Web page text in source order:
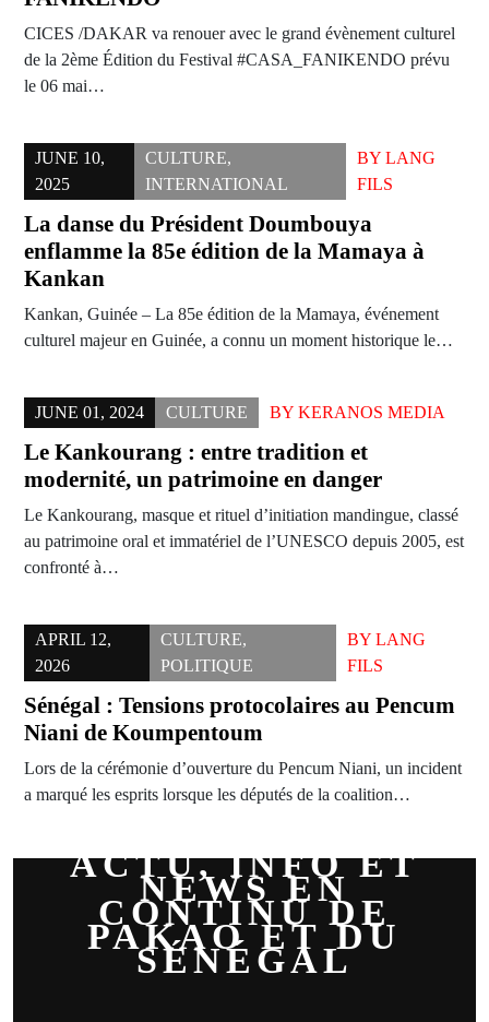
CICES /DAKAR va renouer avec le grand évènement culturel
de la 2ème Édition du Festival #CASA_FANIKENDO prévu
le 06 mai…
JUNE 10,
2025
CULTURE,
INTERNATIONAL
BYLANG
FILS
La danse du Président Doumbouya
enflamme la 85e édition de la Mamaya à
Kankan
Kankan, Guinée – La 85e édition de la Mamaya, événement
culturel majeur en Guinée, a connu un moment historique le…
JUNE 01, 2024 CULTURE BY KERANOS MEDIA
Le Kankourang : entre tradition et
modernité, un patrimoine en danger
Le Kankourang, masque et rituel d’initiation mandingue, classé
au patrimoine oral et immatériel de l’UNESCO depuis 2005, est
confronté à…
APRIL 12,
2026
CULTURE,
POLITIQUE
BYLANG
FILS
Sénégal : Tensions protocolaires au Pencum
Niani de Koumpentoum
Lors de la cérémonie d’ouverture du Pencum Niani, un incident
a marqué les esprits lorsque les députés de la coalition…
ACTU, INFO ET
NEWS EN
CONTINU DE
PAKAO ET DU
SÉNÉGAL